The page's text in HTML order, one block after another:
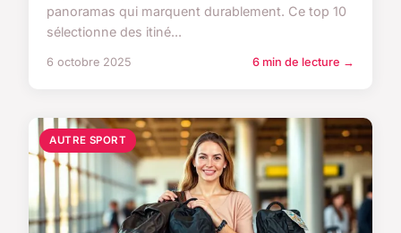
panoramas qui marquent durablement. Ce top 10
sélectionne des itiné...
6 octobre 2025 6 min de lecture →
AUTRE SPORT